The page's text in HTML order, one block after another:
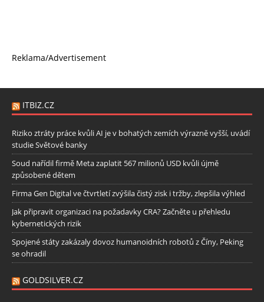
Reklama/Advertisement
ITBIZ.CZ
Riziko ztráty práce kvůli AI je v bohatých zemích výrazně vyšší, uvádí
studie Světové banky
Soud nařídil firmě Meta zaplatit 567 milionů USD kvůli újmě
způsobené dětem
Firma Gen Digital ve čtvrtletí zvýšila čistý zisk i tržby, zlepšila výhled
Jak připravit organizaci na požadavky CRA? Začněte u přehledu
kybernetických rizik
Spojené státy zakázaly dovoz humanoidních robotů z Číny, Peking
se ohradil
GOLDSILVER.CZ